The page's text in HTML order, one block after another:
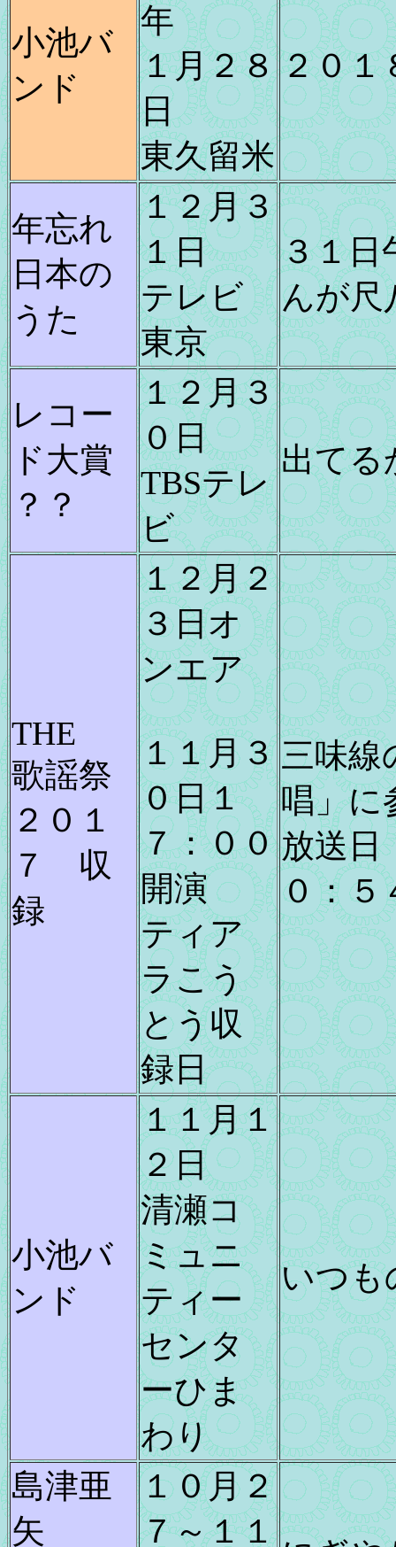
小池バ
ンド
年
１月２８
日
東久留米
２０１
年忘れ
日本の
うた
１２月３
１日
テレビ
東京
３１日
んが尺
レコー
ド大賞
？？
１２月３
０日
TBSテレ
ビ
出てる
THE
歌謡祭
２０１
７ 収
録
１２月２
３日オ
ンエア
１１月３
０日１
７：００
開演
ティア
ラこう
とう収
録日
三味線
唱」に
放送
０：５
小池バ
ンド
１１月１
２日
清瀬コ
ミュニ
ティー
センタ
ーひま
わり
いつも
島津亜
矢
１０月２
７～１１